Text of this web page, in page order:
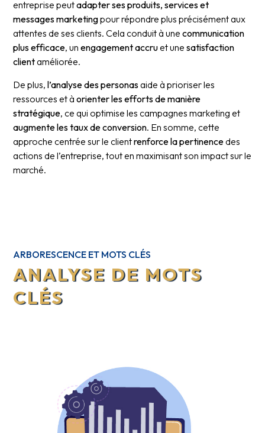
entreprise peutadapter ses produits, services et
messages marketingpour répondre plus précisément aux
attentes de ses clients. Cela conduit à unecommunication
plus efficace, unengagement accruet unesatisfaction
clientaméliorée.
De plus,l’analyse des personasaide à prioriser les
ressources et àorienter les efforts de manière
stratégique, ce qui optimise les campagnes marketing et
augmente les taux de conversion. En somme, cette
approche centrée sur le clientrenforce la pertinencedes
actions de l’entreprise, tout en maximisant son impact sur le
marché.
ARBORESCENCE ET MOTS CLÉS
ANALYSE DE MOTS
CLÉS